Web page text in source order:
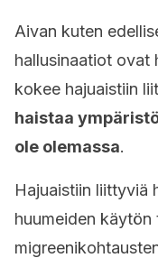
Aivan kuten
hallusinaatiot ovat
kokee hajuaistiin
haistaa
ole olemassa.
Hajuaistiin liittyviä
huumeiden